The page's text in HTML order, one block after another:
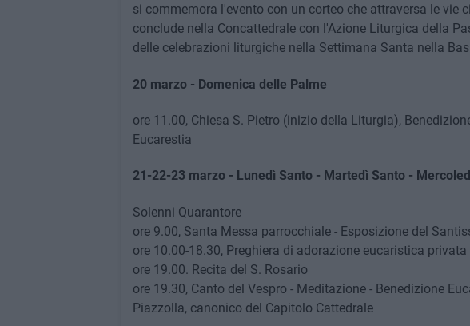
si commemora l'evento con un corteo che attraversa le vie
conclude nella Concattedrale con l'Azione Liturgica della
delle celebrazioni liturgiche nella Settimana Santa nella
20 marzo - Domenica delle Palme
ore 11.00, Chiesa S. Pietro (inizio della Liturgia),
Eucarestia
21-22-23 marzo - Lunedì Santo - Martedì Santo -
Solenni Quarantore
ore 9.00, Santa Messa parrocchiale - Esposizione del
ore 10.00-18.30, Preghiera di adorazione eucaristica privata
ore 19.00. Recita del S. Rosario
ore 19.30, Canto del Vespro - Meditazione - Benedizione
Piazzolla, canonico del Capitolo Cattedrale